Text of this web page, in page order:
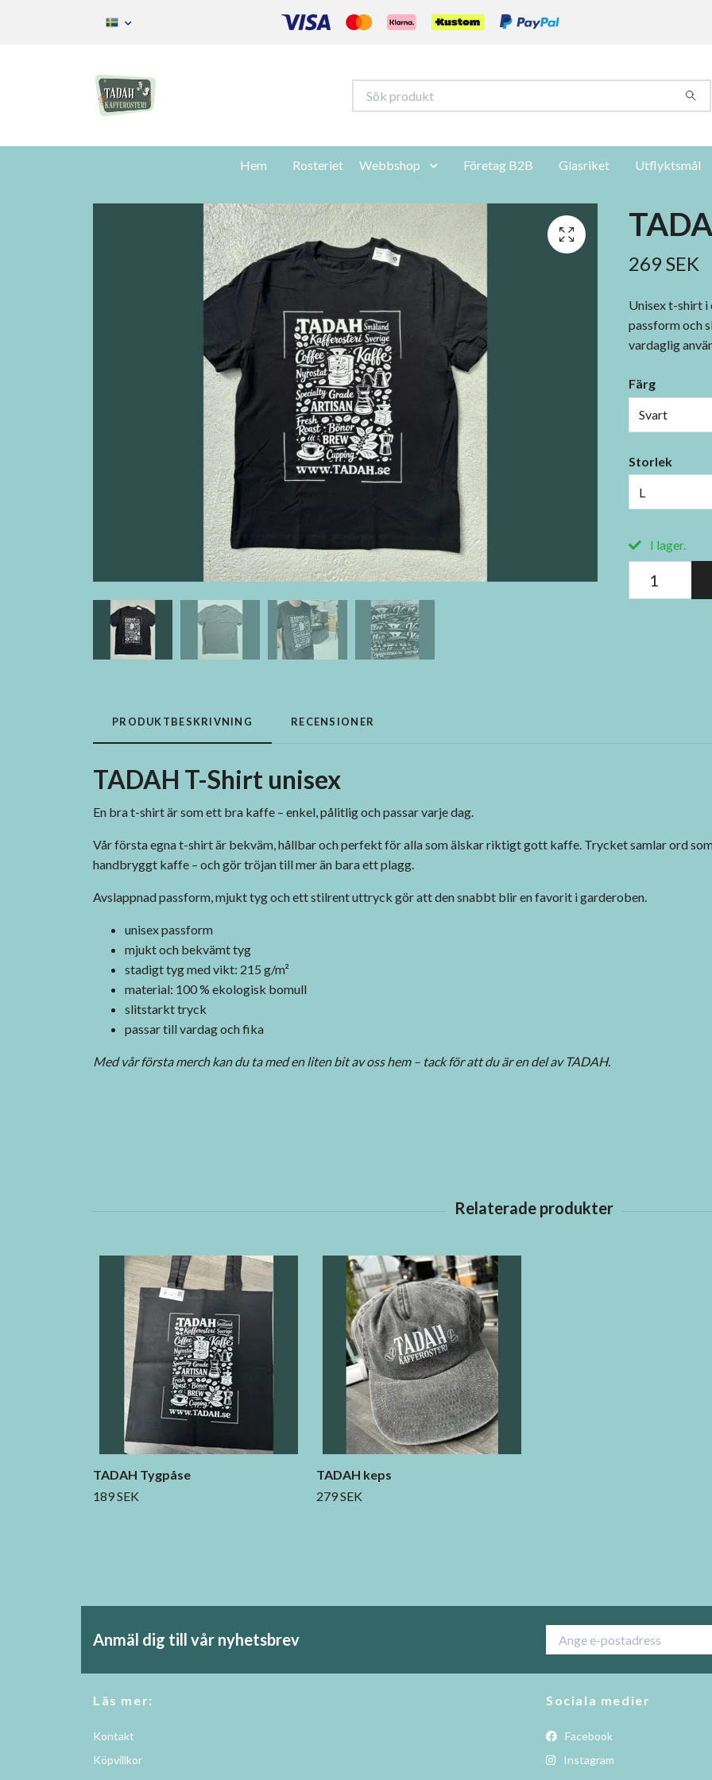
Hem Rosteriet Webbshop Företag B2B Glasriket Utflyktsmål
269 SEK
Unisex t-shirt i
passform och
vardaglig
Färg
Svart
Storlek
L
I lager.
PRODUKTBESKRIVNING RECENSIONER
TADAH T-Shirt unisex
En bra t-shirt är som ett bra kaffe – enkel, pålitlig och passar varje dag.
Vår första egna t-shirt är bekväm, hållbar och perfekt för alla som älskar riktigt gott kaffe. Trycket samlar ord
handbryggt kaffe – och gör tröjan till mer än bara ett plagg.
Avslappnad passform, mjukt tyg och ett stilrent uttryck gör att den snabbt blir en favorit i garderoben.
unisex passform
mjukt och bekvämt tyg
stadigt tyg med vikt: 215 g/m²
material: 100 % ekologisk bomull
slitstarkt tryck
passar till vardag och fika
Med vår första merch kan du ta med en liten bit av oss hem – tack för att du är en del av TADAH.
TADAH Tygpåse
189 SEK
TADAH keps
279 SEK
Anmäl dig till vår nyhetsbrev
Läs mer:
Kontakt
Köpvillkor
Sociala medier
Facebook
Instagram